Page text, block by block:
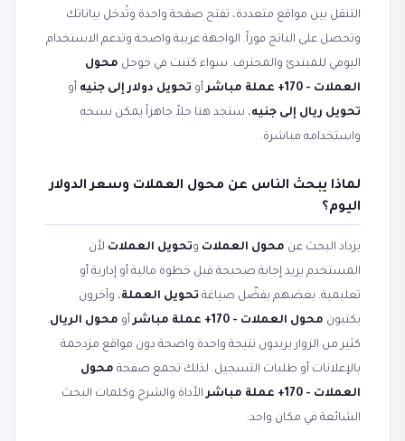
التنقل بين مواقع متعددة، تفتح صفحة واحدة وتُدخل بياناتك
وتحصل على الناتج فوراً. الواجهة عربية واضحة وتدعم الاستخدام
اليومي للمبتدئ والمحترف. سواء كتبت في جوجل محول
العملات - 170+ عملة مباشر
أو تحويل دولار إلى جنيه أو
تحويل ريال إلى جنيه، ستجد هنا حلاً جاهزاً يمكن نسخه
واستخدامه مباشرة.
لماذا يبحث الناس عن محول العملات وسعر الدولار
اليوم؟
يزداد البحث عن محول العملات وتحويل العملات لأن
المستخدم يريد إجابة صحيحة قبل خطوة مالية أو إدارية أو
تعليمية. بعضهم يفضّل صياغة تحويل العملة، وآخرون
يكتبون محول العملات - 170+ عملة مباشر أو محول الريال.
كثير من الزوار يريدون نتيجة واحدة واضحة دون مواقع مزدحمة
بالإعلانات أو طلبات التسجيل. لذلك تجمع صفحة محول
العملات - 170+ عملة مباشر
الأداة والشرح وكلمات البحث
الشائعة في مكان واحد.